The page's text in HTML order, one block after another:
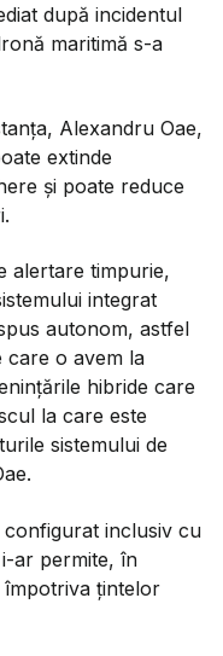
după incidentul
maritimă s-a
Alexandru Oae,
extinde
și poate reduce
alertare timpurie,
integrat
autonom, astfel
care o avem la
hibride care
la care este
sistemului de
configurat inclusiv cu
ar permite, în
țintelor